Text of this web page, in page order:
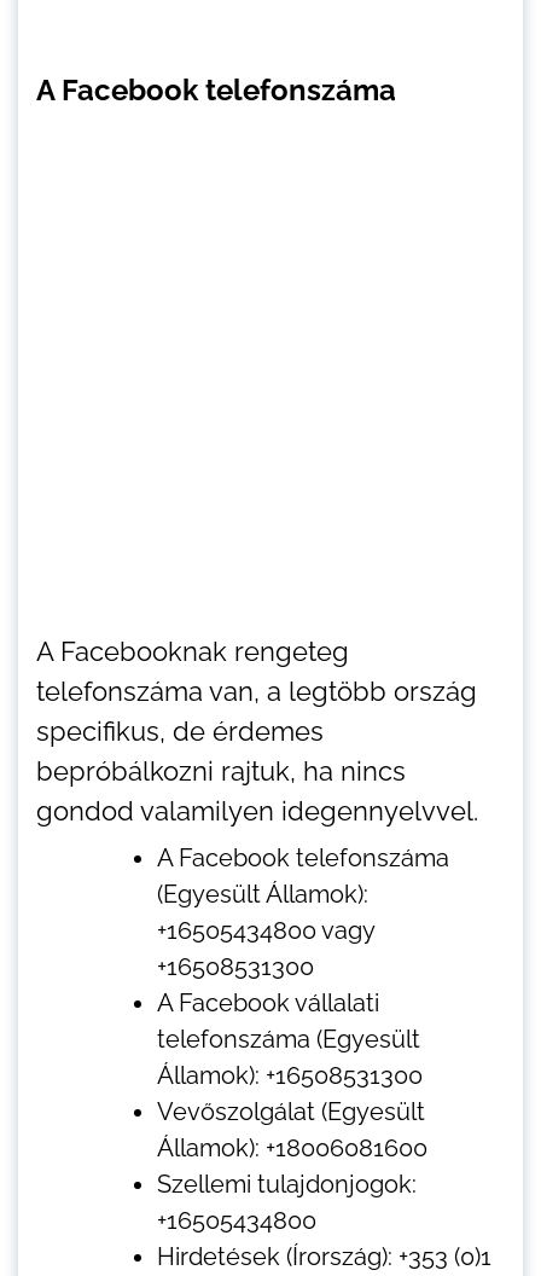
A Facebook telefonszáma
A Facebooknak rengeteg
telefonszáma van, a legtöbb ország
specifikus, de érdemes
bepróbálkozni rajtuk, ha nincs
gondod valamilyen idegennyelvvel.
A Facebook telefonszáma
(Egyesült Államok):
+16505434800 vagy
+16508531300
A Facebook vállalati
telefonszáma (Egyesült
Államok): +16508531300
Vevőszolgálat (Egyesült
Államok): +18006081600
Szellemi tulajdonjogok:
+16505434800
Hirdetések (Írország): +353 (0)1